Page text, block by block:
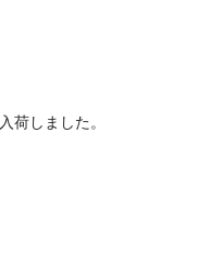
荷しました。